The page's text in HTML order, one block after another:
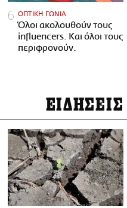
ΟΠΤΙΚΗ ΓΩΝΙΑ
Όλοι ακολουθούν τους
influencers. Και όλοι τους
περιφρονούν.
ΕΙΔΗΣΕΙΣ